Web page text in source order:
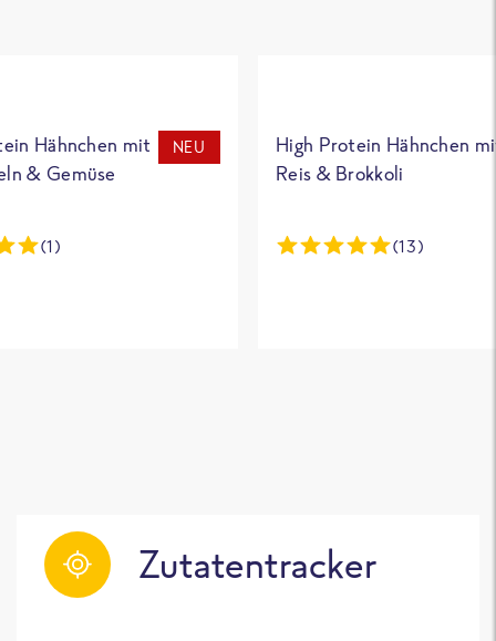
Hähnchen mit
& Gemüse
NEU
(1)
High Protein Hähnchen
Reis & Brokkoli
(13)
Zutatentracker